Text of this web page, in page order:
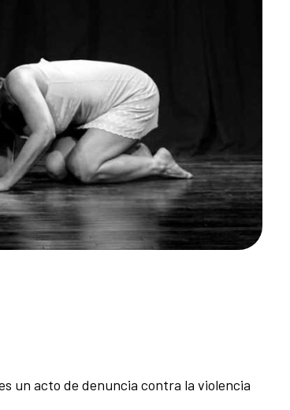
un acto de denuncia contra la violencia